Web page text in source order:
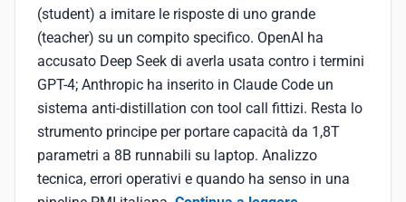
(student) a imitare le risposte di uno grande
(teacher) su un compito specifico. OpenAI ha
accusato Deep Seek di averla usata contro i termini
GPT-4; Anthropic ha inserito in Claude Code un
sistema anti-distillation con tool call fittizi. Resta lo
strumento principe per portare capacità da 1,8T
parametri a 8B runnabili su laptop. Analizzo
tecnica, errori operativi e quando ha senso in una